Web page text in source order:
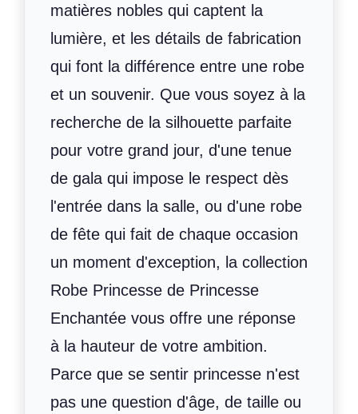
matières nobles qui captent la
lumière, et les détails de fabrication
qui font la différence entre une robe
et un souvenir. Que vous soyez à la
recherche de la silhouette parfaite
pour votre grand jour, d'une tenue
de gala qui impose le respect dès
l'entrée dans la salle, ou d'une robe
de fête qui fait de chaque occasion
un moment d'exception, la collection
Robe Princesse de Princesse
Enchantée vous offre une réponse
à la hauteur de votre ambition.
Parce que se sentir princesse n'est
pas une question d'âge, de taille ou